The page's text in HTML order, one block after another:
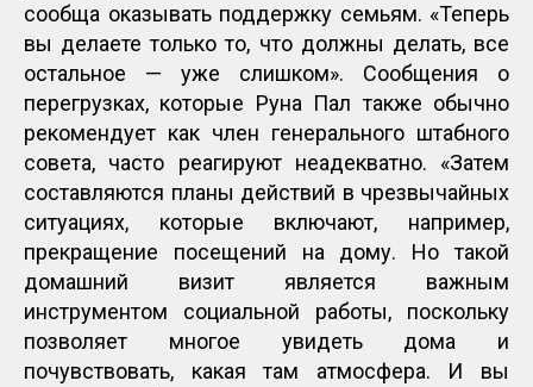
сообща оказывать поддержку семьям. «Теперь
вы делаете только то, что должны делать, все
остальное — уже слишком». Сообщения о
перегрузках, которые Руна Пал также обычно
рекомендует как член генерального штабного
совета, часто реагируют неадекватно. «Затем
составляются планы действий в чрезвычайных
ситуациях, которые включают, например,
прекращение посещений на дому. Но такой
домашний визит является важным
инструментом социальной работы, поскольку
позволяет многое увидеть дома и
почувствовать, какая там атмосфера. И вы